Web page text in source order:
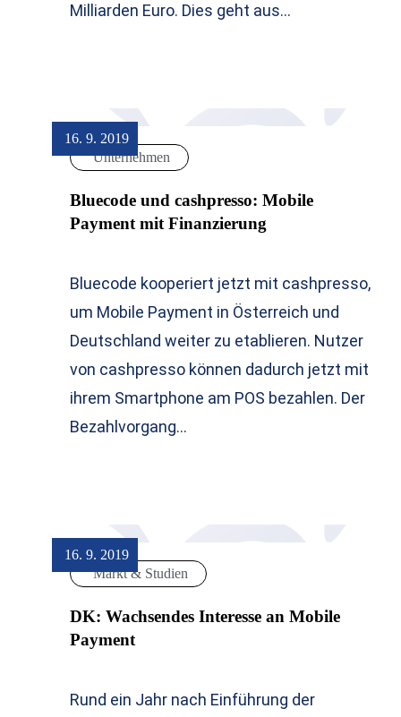
Milliarden Euro. Dies geht aus…
16. 9. 2019
Unternehmen
Bluecode und cashpresso: Mobile
Payment mit Finanzierung
Bluecode kooperiert jetzt mit cashpresso,
um Mobile Payment in Österreich und
Deutschland weiter zu etablieren. Nutzer
von cashpresso können dadurch jetzt mit
ihrem Smartphone am POS bezahlen. Der
Bezahlvorgang…
16. 9. 2019
Markt & Studien
DK: Wachsendes Interesse an Mobile
Payment
Rund ein Jahr nach Einführung der